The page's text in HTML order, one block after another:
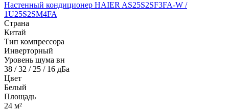
Настенный кондиционер HAIER AS25S2SF3FA-W /
1U25S2SM4FA
Страна
Китай
Тип компрессора
Инверторный
Уровень шума вн
38 / 32 / 25 / 16 дБа
Цвет
Белый
Площадь
24 м²